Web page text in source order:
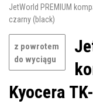
JetWorld PREMIUM
czarny (black)
z powrotem
do wyciągu
Kyocera